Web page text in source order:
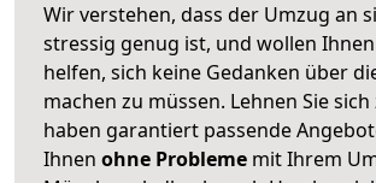
Wir verstehen, dass der Umzug an
stressig genug ist, und wollen
helfen, sich keine Gedanken über
machen zu müssen. Lehnen Sie
haben garantiert passende
Ihnen ohne Probleme mit Ihrem